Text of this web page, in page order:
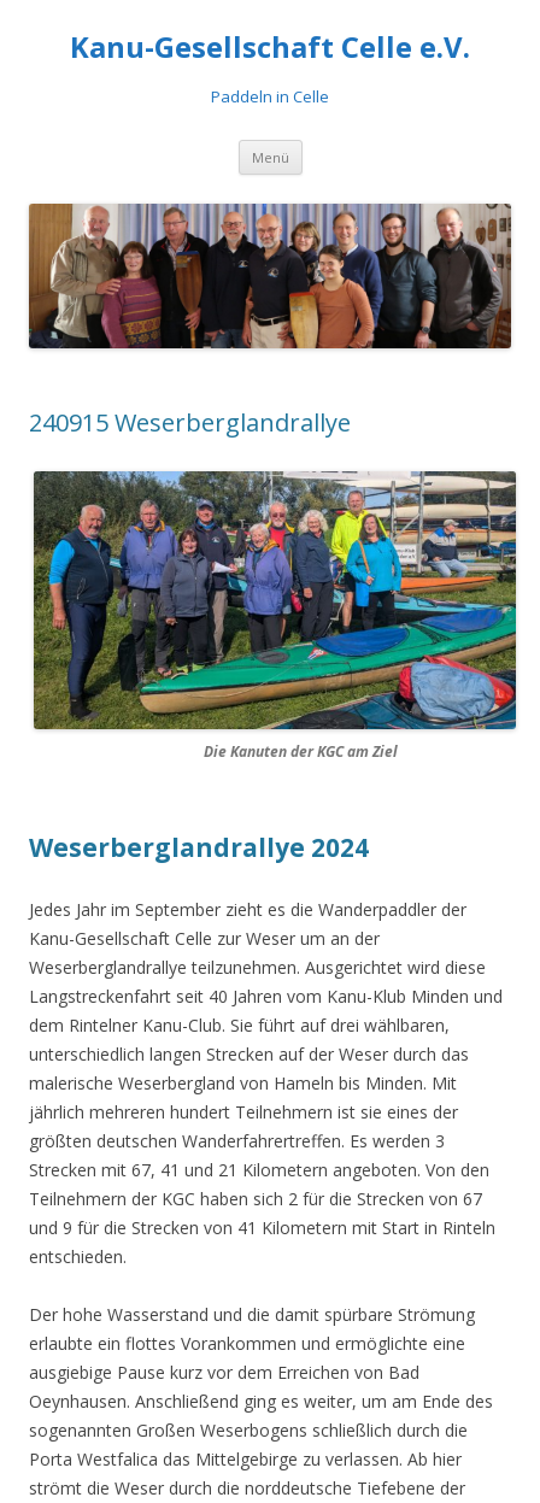
Kanu-Gesellschaft Celle e.V.
Paddeln in Celle
Menü Zum
springen
240915 Weserberglandrallye
Die Kanuten der KGC am Ziel
Weserberglandrallye 2024
Jedes Jahr im September zieht es die Wanderpaddler der
Kanu-Gesellschaft Celle zur Weser um an der
Weserberglandrallye teilzunehmen. Ausgerichtet wird diese
Langstreckenfahrt seit 40 Jahren vom Kanu-Klub Minden und
dem Rintelner Kanu-Club. Sie führt auf drei wählbaren,
unterschiedlich langen Strecken auf der Weser durch das
malerische Weserbergland von Hameln bis Minden. Mit
jährlich mehreren hundert Teilnehmern ist sie eines der
größten deutschen Wanderfahrertreffen. Es werden 3
Strecken mit 67, 41 und 21 Kilometern angeboten. Von den
Teilnehmern der KGC haben sich 2 für die Strecken von 67
und 9 für die Strecken von 41 Kilometern mit Start in Rinteln
entschieden.
Der hohe Wasserstand und die damit spürbare Strömung
erlaubte ein flottes Vorankommen und ermöglichte eine
ausgiebige Pause kurz vor dem Erreichen von Bad
Oeynhausen. Anschließend ging es weiter, um am Ende des
sogenannten Großen Weserbogens schließlich durch die
Porta Westfalica das Mittelgebirge zu verlassen. Ab hier
strömt die Weser durch die norddeutsche Tiefebene der